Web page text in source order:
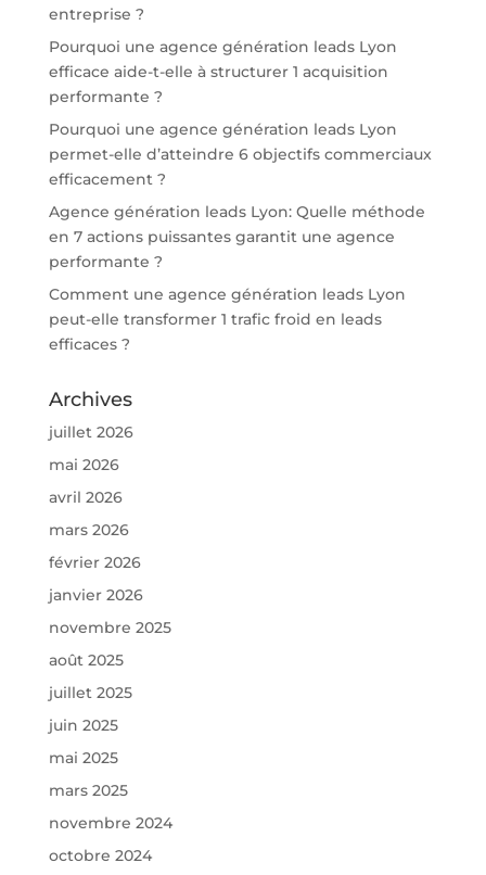
entreprise ?
Pourquoi une agence génération leads Lyon
efficace aide-t-elle à structurer 1 acquisition
performante ?
Pourquoi une agence génération leads Lyon
permet-elle d’atteindre 6 objectifs commerciaux
efficacement ?
Agence génération leads Lyon: Quelle méthode
en 7 actions puissantes garantit une agence
performante ?
Comment une agence génération leads Lyon
peut-elle transformer 1 trafic froid en leads
efficaces ?
Archives
juillet 2026
mai 2026
avril 2026
mars 2026
février 2026
janvier 2026
novembre 2025
août 2025
juillet 2025
juin 2025
mai 2025
mars 2025
novembre 2024
octobre 2024